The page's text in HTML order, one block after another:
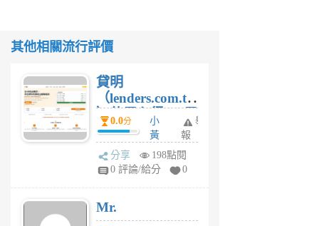
其他相關流行評價
貸明
（lenders.com.tw
）使用心得 — 民
間貸款比較平台
體驗
0.0分
小
黃
蜂
1
舉
報
分享
198點閱
0 評論/給分
0
Mr.